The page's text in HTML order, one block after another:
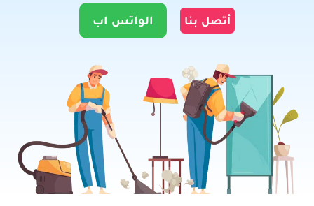
أتصل بنا الواتس اب